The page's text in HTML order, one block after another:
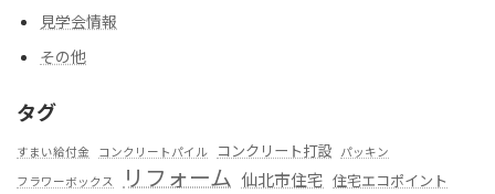
見学会情報
その他
タグ
すまい給付金 コンクリートパイル コンクリート打設 パッキン
フラワーボックス
リフォーム 仙北市住宅 住宅エコポイント